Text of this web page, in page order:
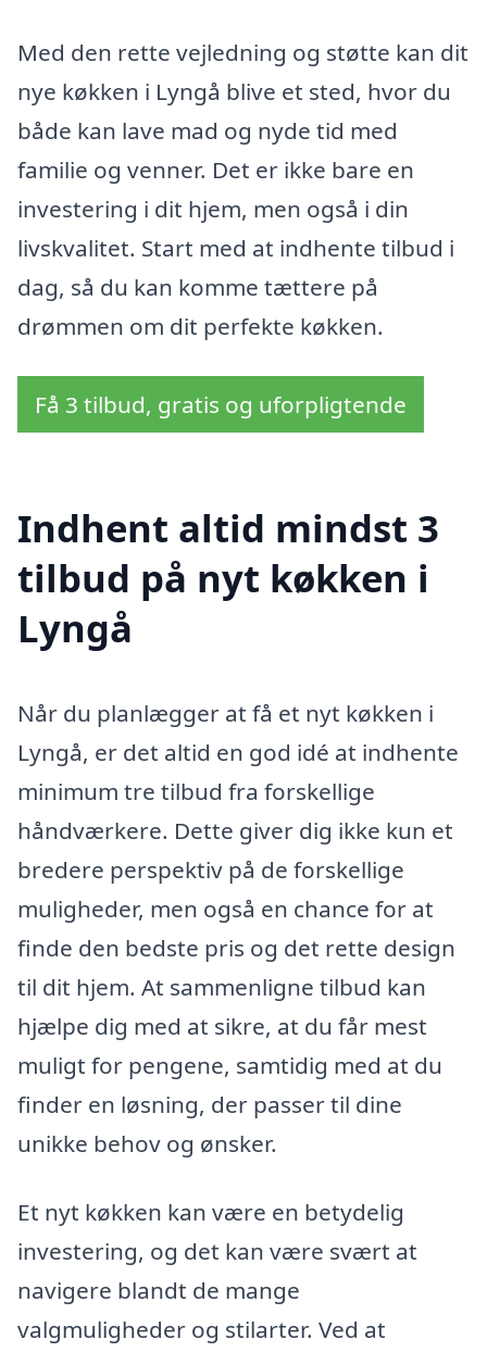
Med den rette vejledning og støtte kan dit
nye køkken i Lyngå blive et sted, hvor du
både kan lave mad og nyde tid med
familie og venner. Det er ikke bare en
investering i dit hjem, men også i din
livskvalitet. Start med at indhente tilbud i
dag, så du kan komme tættere på
drømmen om dit perfekte køkken.
Få 3 tilbud, gratis og uforpligtende
Indhent altid mindst 3
tilbud på nyt køkken i
Lyngå
Når du planlægger at få et nyt køkken i
Lyngå, er det altid en god idé at indhente
minimum tre tilbud fra forskellige
håndværkere. Dette giver dig ikke kun et
bredere perspektiv på de forskellige
muligheder, men også en chance for at
finde den bedste pris og det rette design
til dit hjem. At sammenligne tilbud kan
hjælpe dig med at sikre, at du får mest
muligt for pengene, samtidig med at du
finder en løsning, der passer til dine
unikke behov og ønsker.
Et nyt køkken kan være en betydelig
investering, og det kan være svært at
navigere blandt de mange
valgmuligheder og stilarter. Ved at